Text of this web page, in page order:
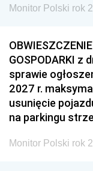
Monitor Polski rok
GOSPODARKI z
sprawie
2027 r.
usunięcie
na parkingu
Monitor Polski rok